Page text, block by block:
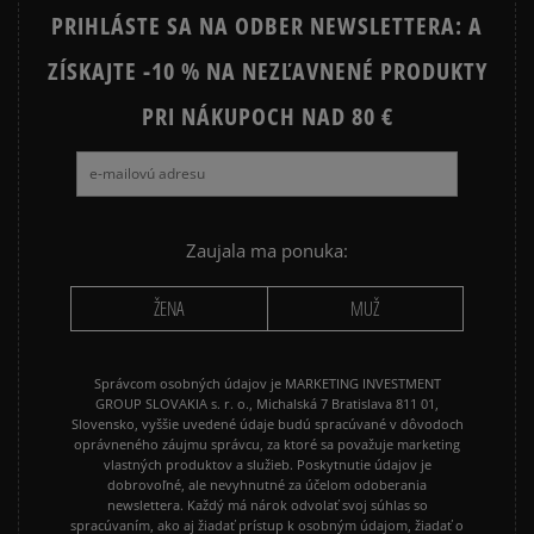
PRIHLÁSTE SA NA ODBER NEWSLETTERA: A
ZÍSKAJTE -10 % NA NEZĽAVNENÉ PRODUKTY
PRI NÁKUPOCH NAD 80 €
Zaujala ma ponuka:
ŽENA MUŽ
Správcom osobných údajov je MARKETING INVESTMENT
GROUP SLOVAKIA s. r. o., Michalská 7 Bratislava 811 01,
Slovensko, vyššie uvedené údaje budú spracúvané v dôvodoch
oprávneného záujmu správcu, za ktoré sa považuje marketing
vlastných produktov a služieb. Poskytnutie údajov je
dobrovoľné, ale nevyhnutné za účelom odoberania
newslettera. Každý má nárok odvolať svoj súhlas so
spracúvaním, ako aj žiadať prístup k osobným údajom, žiadať o